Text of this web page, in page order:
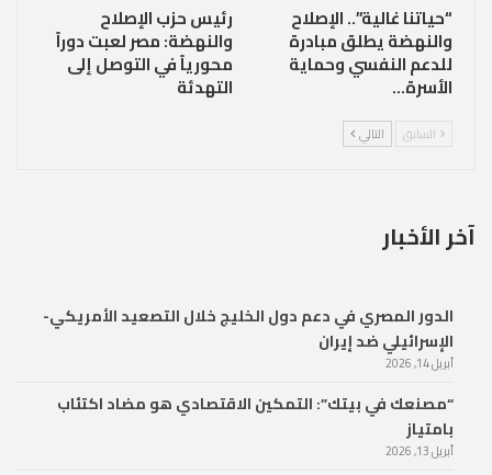
“حياتنا غالية”.. الإصلاح
والنهضة يطلق مبادرة
للدعم النفسي وحماية
الأسرة…
رئيس حزب الإصلاح
والنهضة: مصر لعبت دوراً
محورياً في التوصل إلى
التهدئة
السابق التالي
آخر الأخبار
الدور المصري في دعم دول الخليج خلال التصعيد الأمريكي-
الإسرائيلي ضد إيران
أبريل 14, 2026
“مصنعك في بيتك”: التمكين الاقتصادي هو مضاد اكتئاب
بامتياز
أبريل 13, 2026